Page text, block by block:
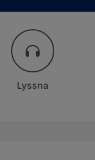
Lyssna